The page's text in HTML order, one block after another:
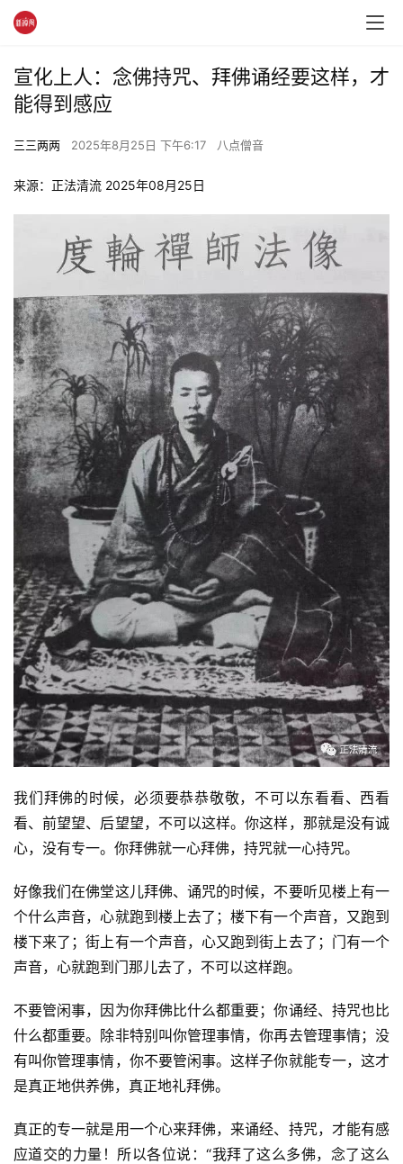
宣化上人：念佛持咒、拜佛诵经要这样，才
能得到感应
三三两两 2025年8月25日 下午6:17 八点僧音
来源：正法清流 2025年08月25日
我们拜佛的时候，必须要恭恭敬敬，不可以东看看、西看
看、前望望、后望望，不可以这样。你这样，那就是没有诚
心，没有专一。你拜佛就一心拜佛，持咒就一心持咒。
好像我们在佛堂这儿拜佛、诵咒的时候，不要听见楼上有一
个什么声音，心就跑到楼上去了；楼下有一个声音，又跑到
楼下来了；街上有一个声音，心又跑到街上去了；门有一个
声音，心就跑到门那儿去了，不可以这样跑。
不要管闲事，因为你拜佛比什么都重要；你诵经、持咒也比
什么都重要。除非特别叫你管理事情，你再去管理事情；没
有叫你管理事情，你不要管闲事。这样子你就能专一，这才
是真正地供养佛，真正地礼拜佛。
真正的专一就是用一个心来拜佛，来诵经、持咒，才能有感
应道交的力量！所以各位说：“我拜了这么多佛，念了这么